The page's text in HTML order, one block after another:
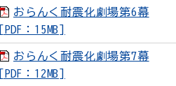
おらんく耐震化劇場第6幕
[PDF：15MB]
おらんく耐震化劇場第7幕
[PDF：12MB]